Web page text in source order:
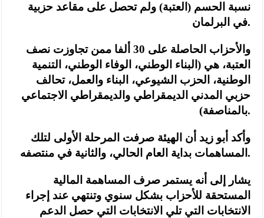
نسبة الحسم (العتبة) ولم تحصل على مقاعد حزبية
في البرلمان.
والأحزاب الحاصلة على 30 ألفا ممن تجاوزت نصف
العتبة، هي (البناء الوطني، الوفاء الوطني، التنمية
الوطنية، الحزب الشيوعي، البناء والعمل، تحالف
حزبي المدني الديمقراطي والديمقراطي الاجتماعي
بالمناصفة).
وأكد أبو زيد أن الهيئة صرفت المرحلة الأولى لتلك
المساهمات بداية العام الحالي، والثانية في منتصفه.
يشار إلى أنه يستمر صرف المساهمة المالية
المستحقة للأحزاب بشكل سنوي وتنتهي عند إجراء
الانتخابات التي تلي الانتخابات التي حصل الدعم